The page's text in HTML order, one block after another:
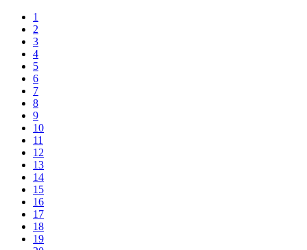
1
2
3
4
5
6
7
8
9
10
11
12
13
14
15
16
17
18
19